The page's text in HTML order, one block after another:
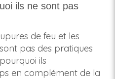
ils ne sont pas
de feu et les
pas des pratiques
ils
en complément de la